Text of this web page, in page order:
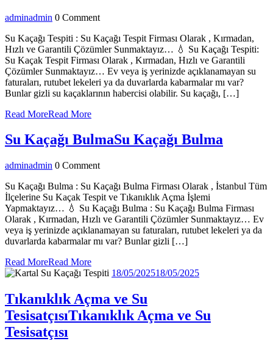
adminadmin 0 Comment
Su Kaçağı Tespiti : Su Kaçağı Tespit Firması Olarak , Kırmadan,
Hızlı ve Garantili Çözümler Sunmaktayız… 💧 Su Kaçağı Tespiti:
Su Kaçak Tespit Firması Olarak , Kırmadan, Hızlı ve Garantili
Çözümler Sunmaktayız… Ev veya iş yerinizde açıklanamayan su
faturaları, rutubet lekeleri ya da duvarlarda kabarmalar mı var?
Bunlar gizli su kaçaklarının habercisi olabilir. Su kaçağı, […]
Read MoreRead More
Su Kaçağı BulmaSu Kaçağı Bulma
adminadmin 0 Comment
Su Kaçağı Bulma : Su Kaçağı Bulma Firması Olarak , İstanbul Tüm
İlçelerine Su Kaçak Tespit ve Tıkanıklık Açma İşlemi
Yapmaktayız… 💧 Su Kaçağı Bulma : Su Kaçağı Bulma Firması
Olarak , Kırmadan, Hızlı ve Garantili Çözümler Sunmaktayız… Ev
veya iş yerinizde açıklanamayan su faturaları, rutubet lekeleri ya da
duvarlarda kabarmalar mı var? Bunlar gizli […]
Read MoreRead More
18/05/202518/05/2025
Tıkanıklık Açma ve Su
TesisatçısıTıkanıklık Açma ve Su
Tesisatçısı